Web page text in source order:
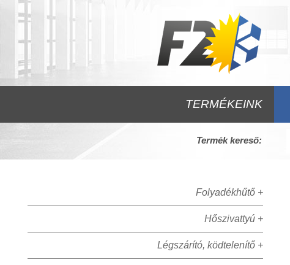
TERMÉKEINK
Termék kereső:
Folyadékhűtő +
Hőszivattyú +
Légszárító, ködtelenítő +